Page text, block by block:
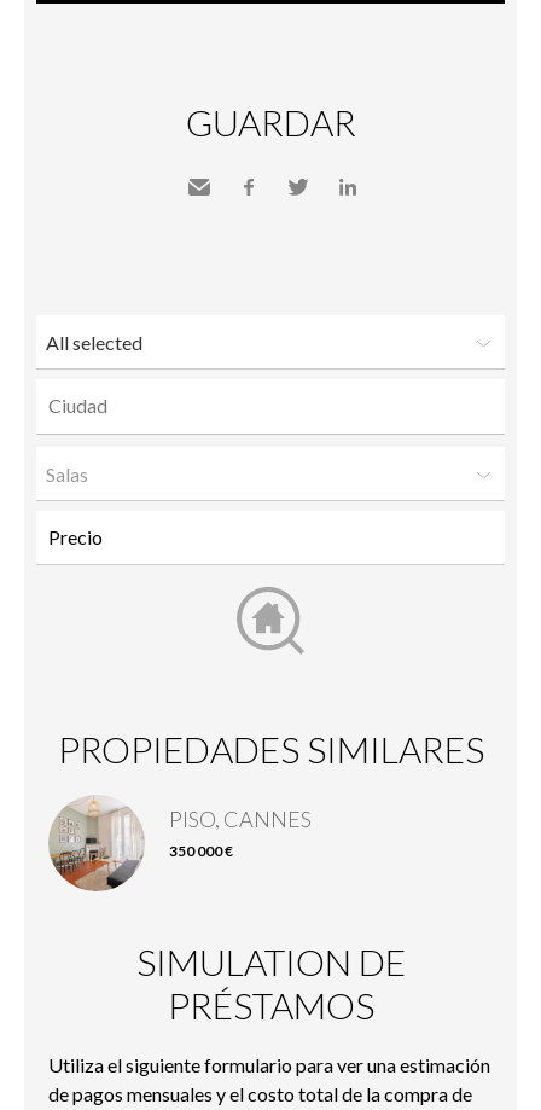
GUARDAR
All selected
Salas
PROPIEDADES SIMILARES
PISO, CANNES
350 000 €
SIMULATION DE
PRÉSTAMOS
Utiliza el siguiente formulario para ver una estimación
de pagos mensuales y el costo total de la compra de